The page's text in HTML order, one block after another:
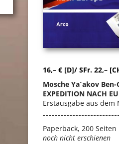
16,– € [D]/ SFr. 22,–
Mosche Ya´akov
EXPEDITION NACH
Erstausgabe aus dem
Paperback, 200 Seiten
noch nicht erschienen